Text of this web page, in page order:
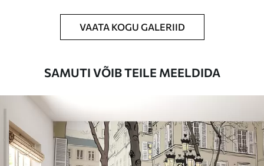
Saadaolevad materjalid
Standard
26.99€ /m²
Premium
VAATA KOGU GALERIID
SAMUTI VÕIB TEILE MEELDIDA